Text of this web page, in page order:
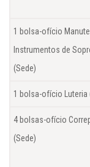
1 bolsa-ofício
Instrumentos de
(Sede)
1 bolsa-ofício Luteria
4 bolsas-ofício
(Sede)